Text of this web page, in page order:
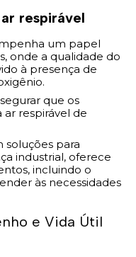
respirável
um papel
onde a qualidade do
à presença de
que os
respirável de
soluções para
industrial, oferece
incluindo o
às necessidades
e Vida Útil